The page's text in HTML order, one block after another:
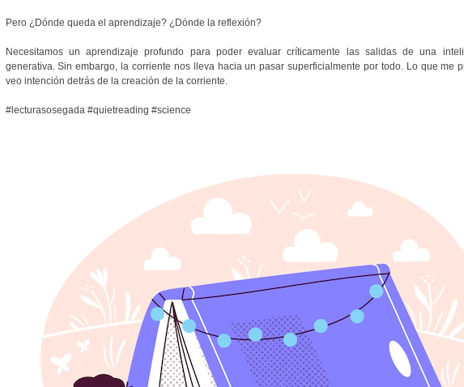
Pero ¿Dónde queda el aprendizaje? ¿Dónde la reflexión?
Necesitamos un aprendizaje profundo para poder evaluar críticamente las salidas de una
generativa. Sin embargo, la corriente nos lleva hacia un pasar superficialmente por todo. Lo que me
veo intención detrás de la creación de la corriente.
#lecturasosegada #quietreading #science